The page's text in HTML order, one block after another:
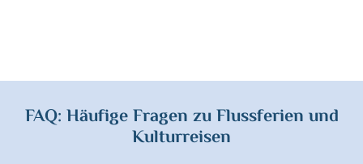
FAQ: Häufige Fragen zu Flussferien und
Kulturreisen